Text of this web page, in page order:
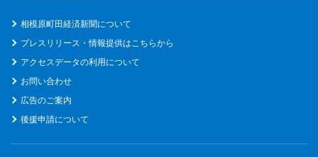
相模原町田経済新聞について
プレスリリース・情報提供はこちらから
アクセスデータの利用について
お問い合わせ
広告のご案内
後援申請について